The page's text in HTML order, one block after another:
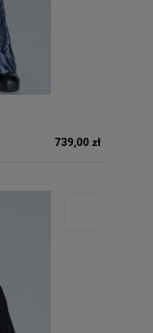
739,00 zł